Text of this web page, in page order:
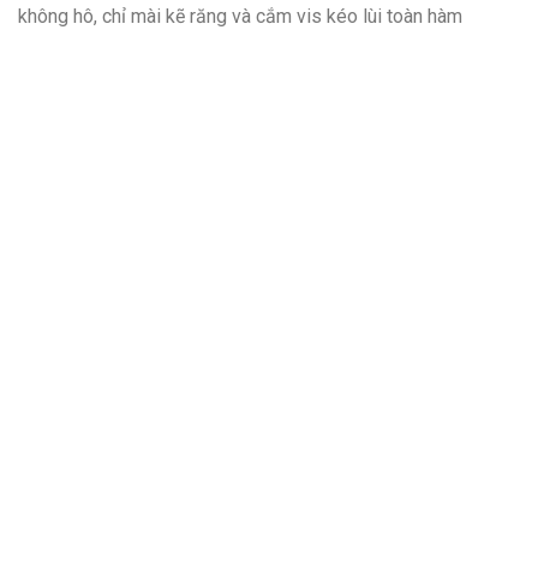
không hô, chỉ mài kẽ răng và cắm vis kéo lùi toàn hàm